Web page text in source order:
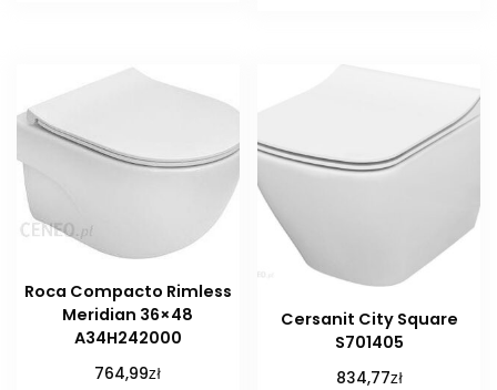
Roca Compacto Rimless
Meridian 36×48
A34H242000
764,99zł
Cersanit City Square
S701405
834,77zł